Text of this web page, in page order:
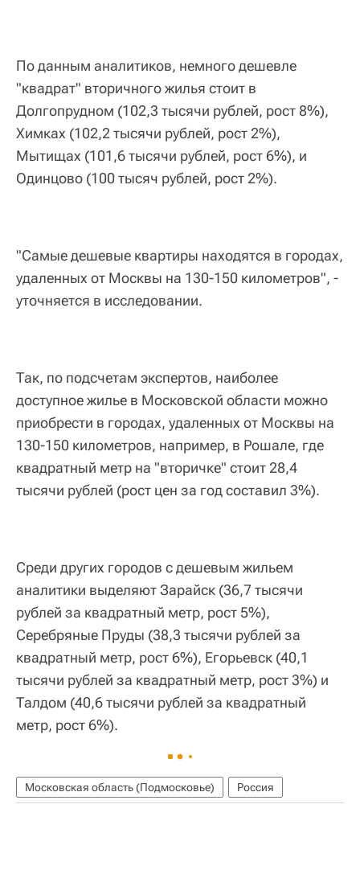
По данным аналитиков, немного дешевле
"квадрат" вторичного жилья стоит в
Долгопрудном (102,3 тысячи рублей, рост 8%),
Химках (102,2 тысячи рублей, рост 2%),
Мытищах (101,6 тысячи рублей, рост 6%), и
Одинцово (100 тысяч рублей, рост 2%).
"Самые дешевые квартиры находятся в городах,
удаленных от Москвы на 130-150 километров", -
уточняется в исследовании.
Так, по подсчетам экспертов, наиболее
доступное жилье в Московской области можно
приобрести в городах, удаленных от Москвы на
130-150 километров, например, в Рошале, где
квадратный метр на "вторичке" стоит 28,4
тысячи рублей (рост цен за год составил 3%).
Среди других городов с дешевым жильем
аналитики выделяют Зарайск (36,7 тысячи
рублей за квадратный метр, рост 5%),
Серебряные Пруды (38,3 тысячи рублей за
квадратный метр, рост 6%), Егорьевск (40,1
тысячи рублей за квадратный метр, рост 3%) и
Талдом (40,6 тысячи рублей за квадратный
метр, рост 6%).
Московская область (Подмосковье) Россия